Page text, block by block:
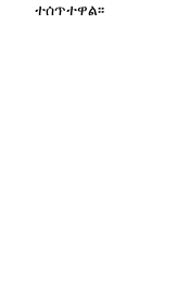
ተሰጥተዋል፡፡